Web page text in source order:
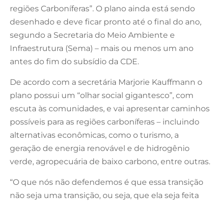
regiões Carboníferas”. O plano ainda está sendo
desenhado e deve ficar pronto até o final do ano,
segundo a Secretaria do Meio Ambiente e
Infraestrutura (Sema) – mais ou menos um ano
antes do fim do subsídio da CDE.
De acordo com a secretária Marjorie Kauffmann o
plano possui um “olhar social gigantesco”, com
escuta às comunidades, e vai apresentar caminhos
possíveis para as regiões carboníferas – incluindo
alternativas econômicas, como o turismo, a
geração de energia renovável e de hidrogênio
verde, agropecuária de baixo carbono, entre outras.
“O que nós não defendemos é que essa transição
não seja uma transição, ou seja, que ela seja feita